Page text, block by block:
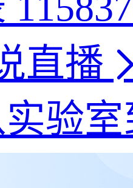
直播
实验